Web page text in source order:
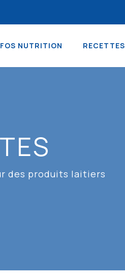
NUTRITION RECETTES
des produits laitiers